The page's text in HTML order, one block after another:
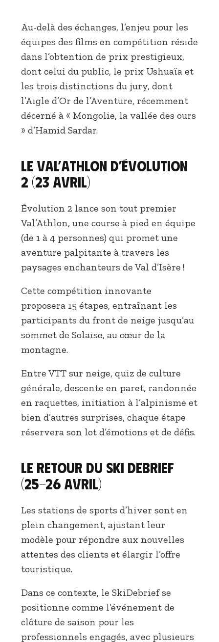
Au-delà des échanges, l’enjeu pour les
équipes des films en compétition réside
dans l’obtention de prix prestigieux,
dont celui du public, le prix Ushuaïa et
les trois distinctions du jury, dont
l’Aigle d’Or de l’Aventure, récemment
décerné à « Mongolie, la vallée des ours
» d’Hamid Sardar.
Le Val’Athlon d’Évolution
2 (23 avril)
Évolution 2 lance son tout premier
Val’Athlon, une course à pied en équipe
(de 1 à 4 personnes) qui promet une
aventure palpitante à travers les
paysages enchanteurs de Val d’Isère !
Cette compétition innovante
proposera 15 étapes, entraînant les
participants du front de neige jusqu’au
sommet de Solaise, au cœur de la
montagne.
Entre VTT sur neige, quiz de culture
générale, descente en paret, randonnée
en raquettes, initiation à l’alpinisme et
bien d’autres surprises, chaque étape
réservera son lot d’émotions et de défis.
Le retour du Ski Debrief
(25-26 avril)
Les stations de sports d’hiver sont en
plein changement, ajustant leur
modèle pour répondre aux nouvelles
attentes des clients et élargir l’offre
touristique.
Dans ce contexte, le SkiDebrief se
positionne comme l’événement de
clôture de saison pour les
professionnels engagés, avec plusieurs